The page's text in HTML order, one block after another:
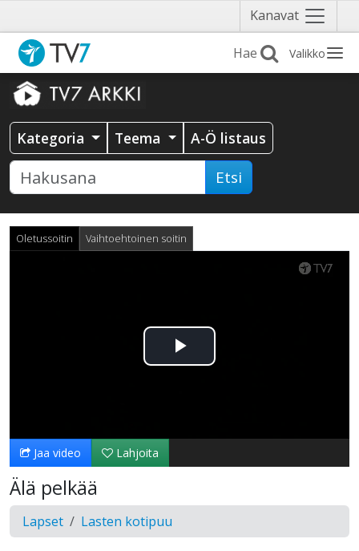
Kanavat Näytä
valikko
Valikko
Kategoria Teema A-Ö listaus
Etsi
Oletussoitin Vaihtoehtoinen soitin
Toista
Jaa video Lahjoita
Älä pelkää
Lapset Lasten kotipuu